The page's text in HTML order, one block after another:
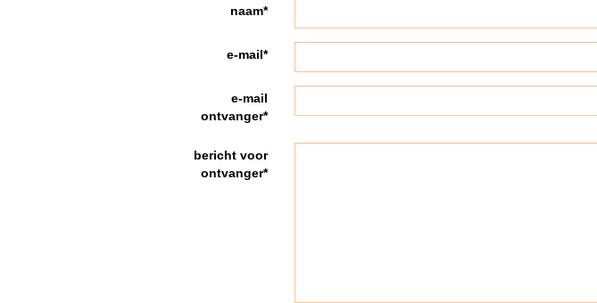
naam*
e-mail*
e-mail
ontvanger*
bericht voor
ontvanger*